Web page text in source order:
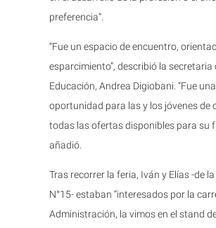
preferencia”.
“Fue un espacio de encuentro,
esparcimiento”, describió la secretaria
Educación, Andrea Digiobani. “Fue una
oportunidad para las y los jóvenes de
todas las ofertas disponibles para su
añadió.
Tras recorrer la feria, Iván y Elías -de la
N°15- estaban “interesados por la
Administración, la vimos en el stand